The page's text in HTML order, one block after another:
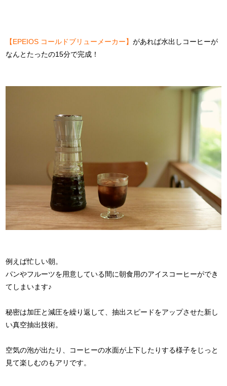
【EPEIOS コールドブリューメーカー】があれば水出しコーヒーが
なんとたったの15分で完成！
例えば忙しい朝。
パンやフルーツを用意している間に朝食用のアイスコーヒーができ
てしまいます♪
秘密は加圧と減圧を繰り返して、抽出スピードをアップさせた新し
い真空抽出技術。
空気の泡が出たり、コーヒーの水面が上下したりする様子をじっと
見て楽しむのもアリです。